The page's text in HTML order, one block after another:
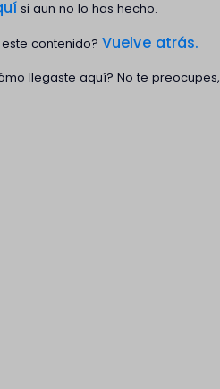
si aun no lo has hecho.
contenido? Vuelve atrás.
llegaste aquí? No te preocupes,